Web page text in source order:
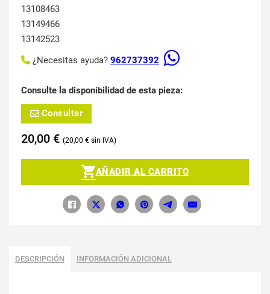
13108463
13149466
13142523
¿Necesitas ayuda? 962737392
Consulte la disponibilidad de esta pieza:
Consultar
20,00 € 20,00 €
AÑADIR AL CARRITO
DESCRIPCIÓN INFORMACIÓN ADICIONAL